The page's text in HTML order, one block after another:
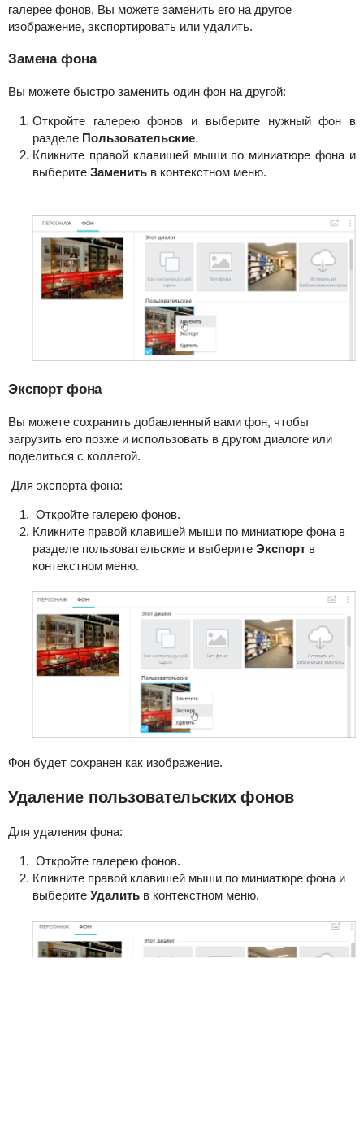
галерее фонов. Вы можете заменить его на другое
изображение, экспортировать или удалить.
Замена фона
Вы можете быстро заменить один фон на другой:
Откройте галерею фонов и выберите нужный фон в
разделе Пользовательские.
Кликните правой клавишей мыши по миниатюре фона и
выберите Заменить в контекстном меню.
Экспорт фона
Вы можете сохранить добавленный вами фон, чтобы
загрузить его позже и использовать в другом диалоге или
поделиться с коллегой.
Для экспорта фона:
Откройте галерею фонов.
Кликните правой клавишей мыши по миниатюре фона в
разделе пользовательские и выберите Экспорт в
контекстном меню.
Фон будет сохранен как изображение.
Удаление пользовательских фонов
Для удаления фона:
Откройте галерею фонов.
Кликните правой клавишей мыши по миниатюре фона и
выберите Удалитьв контекстном меню.